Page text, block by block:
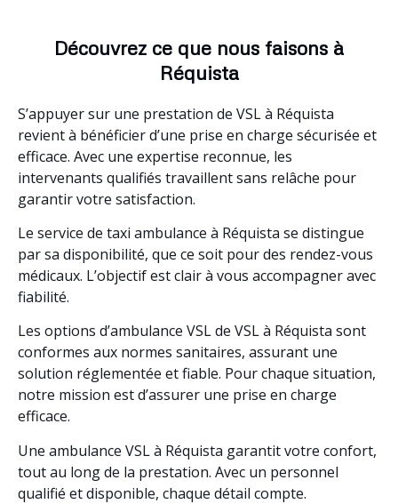
Découvrez ce que nous faisons à
Réquista
S’appuyer sur une prestation de VSL à Réquista
revient à bénéficier d’une prise en charge sécurisée et
efficace. Avec une expertise reconnue, les
intervenants qualifiés travaillent sans relâche pour
garantir votre satisfaction.
Le service de taxi ambulance à Réquista se distingue
par sa disponibilité, que ce soit pour des rendez-vous
médicaux. L’objectif est clair à vous accompagner avec
fiabilité.
Les options d’ambulance VSL de VSL à Réquista sont
conformes aux normes sanitaires, assurant une
solution réglementée et fiable. Pour chaque situation,
notre mission est d’assurer une prise en charge
efficace.
Une ambulance VSL à Réquista garantit votre confort,
tout au long de la prestation. Avec un personnel
qualifié et disponible, chaque détail compte.